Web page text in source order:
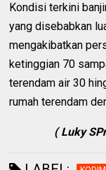
Kondisi terkini
yang disebabkan
mengakibatkan
ketinggian 70
terendam air 30
rumah terendam
( Luky